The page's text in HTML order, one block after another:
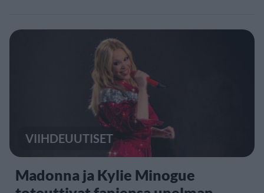
VIIHDEUUTISET
Madonna ja Kylie Minogue